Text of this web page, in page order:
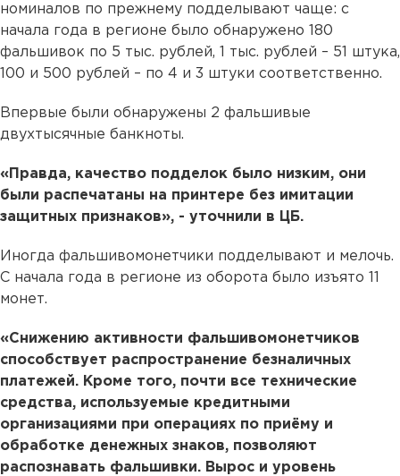
номиналов по прежнему подделывают чаще: c
начала года в регионе было обнаружено 180
фальшивок по 5 тыс. рублей, 1 тыс. рублей – 51 штука,
100 и 500 рублей – по 4 и 3 штуки соответственно.
Впервые были обнаружены 2 фальшивые
двухтысячные банкноты.
«Правда, качество подделок было низким, они
были распечатаны на принтере без имитации
защитных признаков», - уточнили в ЦБ.
Иногда фальшивомонетчики подделывают и мелочь.
С начала года в регионе из оборота было изъято 11
монет.
«Снижению активности фальшивомонетчиков
способствует распространение безналичных
платежей. Кроме того, почти все технические
средства, используемые кредитными
организациями при операциях по приёму и
обработке денежных знаков, позволяют
распознавать фальшивки. Вырос и уровень